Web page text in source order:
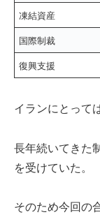
凍結資産
国際制裁
復興支援
イランにとって
長年続いてきた
を受けていた。
そのため今回の